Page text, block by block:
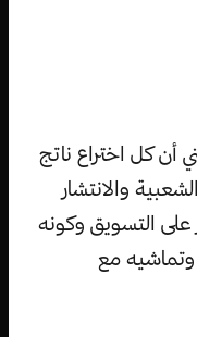
أن كل اختراع ناتج
والانتشار
على التسويق وكونه
وتماشيه مع